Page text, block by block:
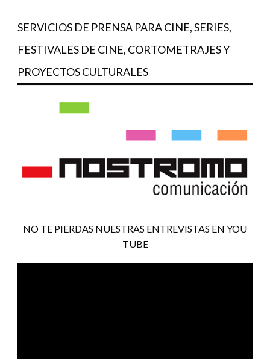
SERVICIOS DE PRENSA PARA CINE, SERIES,
FESTIVALES DE CINE, CORTOMETRAJES Y
PROYECTOS CULTURALES
NO TE PIERDAS NUESTRAS ENTREVISTAS EN YOU
TUBE